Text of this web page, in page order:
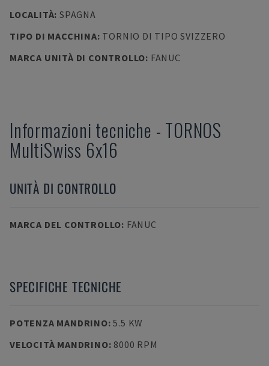
LOCALITÀ: SPAGNA
TIPO DI MACCHINA: TORNIO DI TIPO SVIZZERO
MARCA UNITÀ DI CONTROLLO: FANUC
Informazioni tecniche - TORNOS
MultiSwiss 6x16
UNITÀ DI CONTROLLO
MARCA DEL CONTROLLO: FANUC
SPECIFICHE TECNICHE
POTENZA MANDRINO:5.5 KW
VELOCITÀ MANDRINO: 8000 RPM